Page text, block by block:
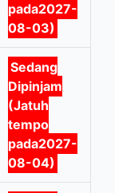
pada2027-
08-03)
Sedang
Dipinjam
(Jatuh
tempo
pada2027-
08-04)